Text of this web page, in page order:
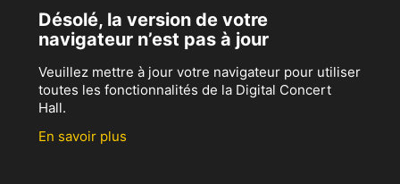
Désolé, la version de votre
navigateur n’est pas à jour
Veuillez mettre à jour votre navigateur pour utiliser
toutes les fonctionnalités de la Digital Concert
Hall.
En savoir plus